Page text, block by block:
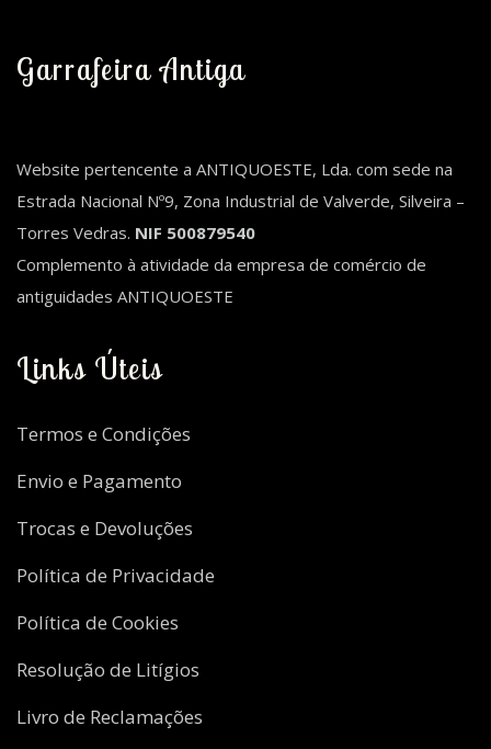
Garrafeira Antiga
Website pertencente a ANTIQUOESTE, Lda. com sede na
Estrada Nacional Nº9, Zona Industrial de Valverde, Silveira –
Torres Vedras. NIF 500879540
Complemento à atividade da empresa de comércio de
antiguidades ANTIQUOESTE
Links Úteis
Termos e Condições
Envio e Pagamento
Trocas e Devoluções
Política de Privacidade
Política de Cookies
Resolução de Litígios
Livro de Reclamações